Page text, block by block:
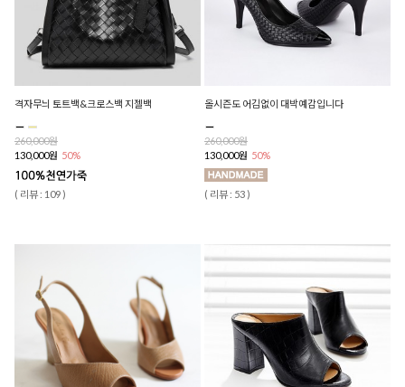
격자무늬 토트백&크로스백 지젤백
260,000원
130,000원 50%
( 리뷰 : 109 )
올시즌도 어김없이 대박예감입니다
260,000원
130,000원 50%
( 리뷰 : 53 )